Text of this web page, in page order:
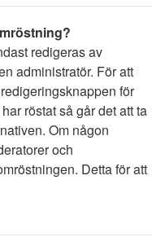
redigeras av
administratör. För att
för
röstat så går det att ta
Om någon
och
Detta för att